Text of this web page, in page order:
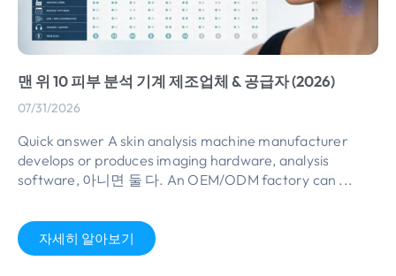
맨 위 10 피부 분석 기계 제조업체 & 공급자 (2026)
07/31/2026
Quick answer A skin analysis machine manufacturer
develops or produces imaging hardware, analysis
software, 아니면 둘 다. An OEM/ODM factory can ...
자세히 알아보기